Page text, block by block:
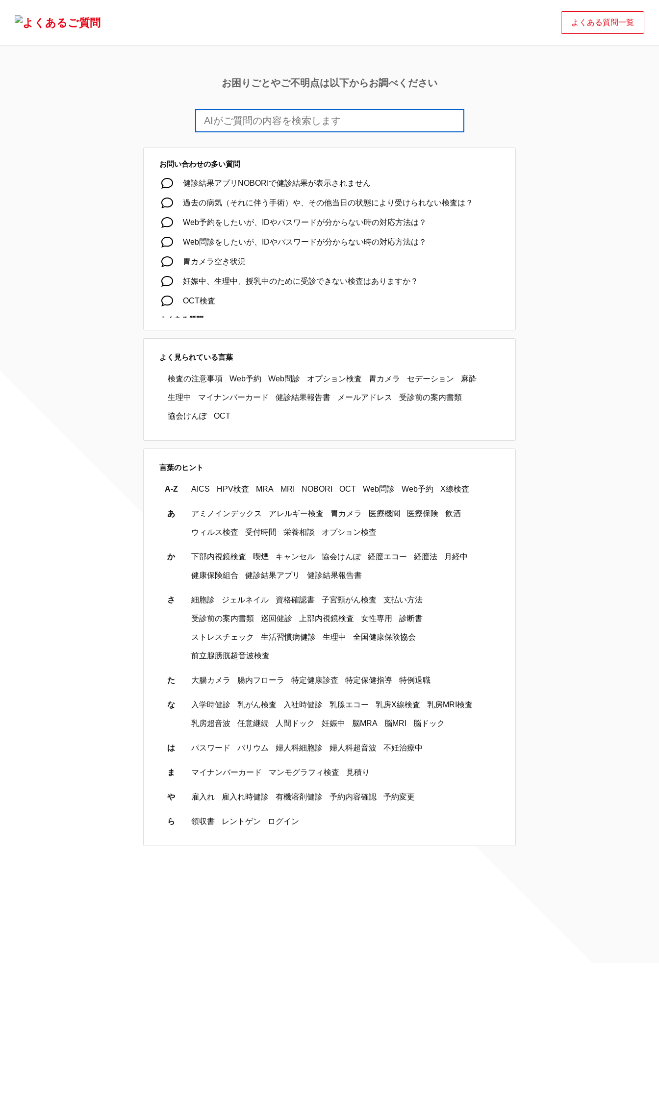
よくある質問一覧
お困りごとやご不明点は以下からお調べください
お問い合わせの多い質問
健診結果アプリNOBORIで健診結果が表示されません
過去の病気（それに伴う手術）や、その他当日の状態により受けられない検査は？
Web予約をしたいが、IDやパスワードが分からない時の対応方法は？
Web問診をしたいが、IDやパスワードが分からない時の対応方法は？
胃カメラ空き状況
妊娠中、生理中、授乳中のために受診できない検査はありますか？
OCT検査
よくある質問
授乳中に上部内視鏡（胃カメラ）健診を受診できますか？
前立腺膀胱超音波検査を受ける際に注意することは？
採血の後が青くなってきた
喀痰（かくたん）の検査とは？
英文の診断書は発行できますか？
よく見られている言葉
検査の注意事項 Web予約 Web問診 オプション検査 胃カメラ セデーション 麻酔
生理中 マイナンバーカード 健診結果報告書 メールアドレス 受診前の案内書類
協会けんぽ OCT
言葉のヒント
A-Z AICS HPV検査 MRA MRI NOBORI OCT Web問診 Web予約 X線検査
あ アミノインデックス アレルギー検査 胃カメラ 医療機関 医療保険 飲酒
ウィルス検査 受付時間 栄養相談 オプション検査
か 下部内視鏡検査 喫煙 キャンセル 協会けんぽ 経膣エコー 経膣法 月経中
健康保険組合 健診結果アプリ 健診結果報告書
さ 細胞診 ジェルネイル 資格確認書 子宮頸がん検査 支払い方法
受診前の案内書類 巡回健診 上部内視鏡検査 女性専用 診断書
ストレスチェック 生活習慣病健診 生理中 全国健康保険協会
前立腺膀胱超音波検査
た 大腸カメラ 腸内フローラ 特定健康診査 特定保健指導 特例退職
な 入学時健診 乳がん検査 入社時健診 乳腺エコー 乳房X線検査 乳房MRI検査
乳房超音波 任意継続 人間ドック 妊娠中 脳MRA 脳MRI 脳ドック
は パスワード バリウム 婦人科細胞診 婦人科超音波 不妊治療中
ま マイナンバーカード マンモグラフィ検査 見積り
や 雇入れ 雇入れ時健診 有機溶剤健診 予約内容確認 予約変更
ら 領収書 レントゲン ログイン